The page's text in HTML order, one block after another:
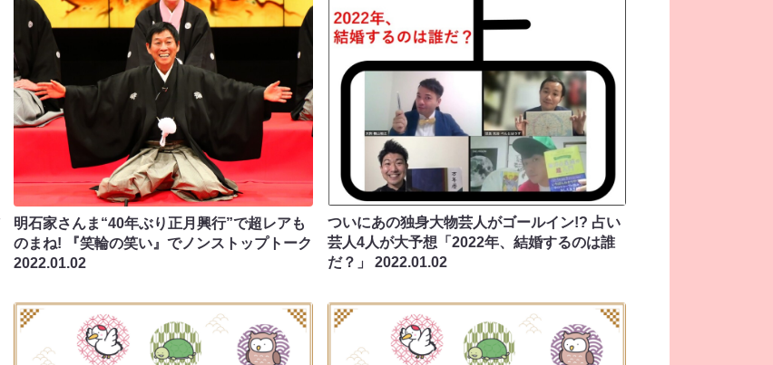
明石家さんま“40年ぶり正月興行”で超レアも
のまね! 『笑輪の笑い』でノンストップトーク
2022.01.02
ついにあの独身大物芸人がゴールイン!? 占い
芸人4人が大予想「2022年、結婚するのは誰
だ？」 2022.01.02